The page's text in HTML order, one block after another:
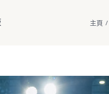
主頁 /